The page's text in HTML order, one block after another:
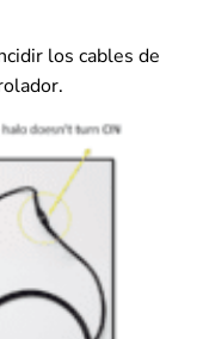
los cables de